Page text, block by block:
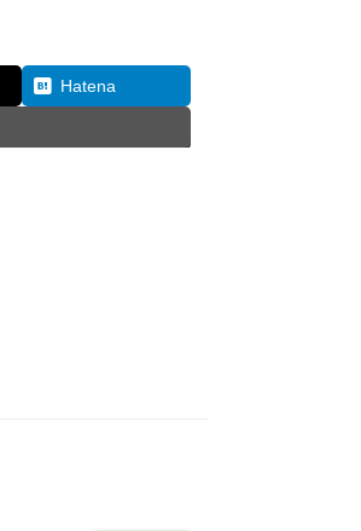
Hatena